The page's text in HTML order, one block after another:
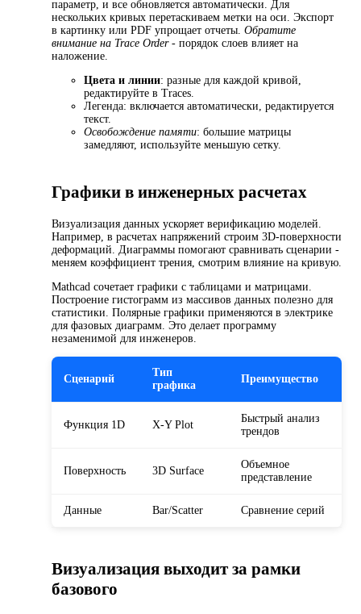
параметр, и все обновляется автоматически. Для
нескольких кривых перетаскиваем метки на оси. Экспорт
в картинку или PDF упрощает отчеты. Обратите
внимание на Trace Order- порядок слоев влияет на
наложение.
Цвета и линии: разные для каждой кривой,
редактируйте в Traces.
Легенда: включается автоматически, редактируется
текст.
Освобождение памяти: большие матрицы
замедляют, используйте меньшую сетку.
Графики в инженерных расчетах
Визуализация данных ускоряет верификацию моделей.
Например, в расчетах напряжений строим 3D-поверхности
деформаций. Диаграммы помогают сравнивать сценарии -
меняем коэффициент трения, смотрим влияние на кривую.
Mathcad сочетает графики с таблицами и матрицами.
Построение гистограмм из массивов данных полезно для
статистики. Полярные графики применяются в электрике
для фазовых диаграмм. Это делает программу
незаменимой для инженеров.
Сценарий
Тип
графика
Преимущество
Функция 1D X-Y Plot
Быстрый анализ
трендов
Поверхность 3D Surface
Объемное
представление
Данные Bar/Scatter Сравнение серий
Визуализация выходит за рамки
базового